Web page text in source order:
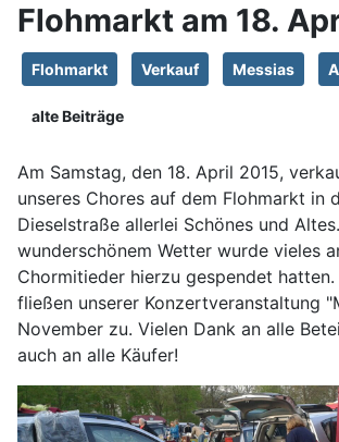
Flohmarkt am 18.
Flohmarkt Verkauf Messias
alte Beiträge
Am Samstag, den 18. April 2015,
unseres Chores auf dem Flohmarkt in
Dieselstraße allerlei Schönes und
wunderschönem Wetter wurde vieles
Chormitieder hierzu gespendet hatten.
fließen unserer Konzertveranstaltung
November zu. Vielen Dank an alle
auch an alle Käufer!